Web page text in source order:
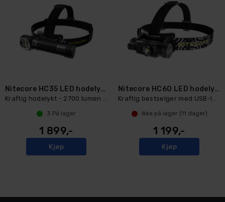
Nitecore HC35 LED hodelykt
Kraftig hodelykt - 2700 lumen - lading!
3 På lager
1 899,-
Kjøp
Nitecore HC60 LED hodelykt
Kraftig bestselger med USB-lading!
Ikke på lager (11 dager)
1 199,-
Kjøp